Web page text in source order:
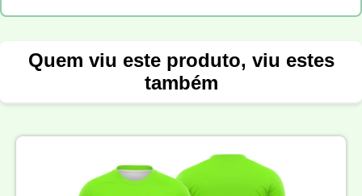
Quem viu este produto, viu estes
também